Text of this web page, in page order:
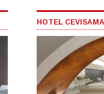
HOTEL